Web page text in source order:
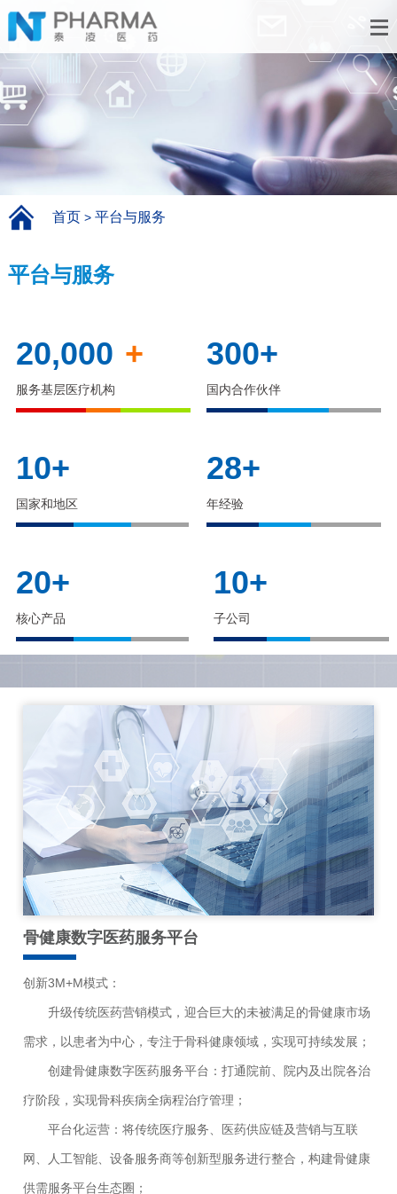
首页 > 平台与服务
平台与服务
20,000 +
服务基层医疗机构
300+
国内合作伙伴
10+
国家和地区
28+
年经验
20+
核心产品
10+
子公司
骨健康数字医药服务平台
创新3M+M模式：
升级传统医药营销模式，迎合巨大的未被满足的骨健康市场
需求，以患者为中心，专注于骨科健康领域，实现可持续发展；
创建骨健康数字医药服务平台：打通院前、院内及出院各治
疗阶段，实现骨科疾病全病程治疗管理；
平台化运营：将传统医疗服务、医药供应链及营销与互联
网、人工智能、设备服务商等创新型服务进行整合，构建骨健康
供需服务平台生态圈；